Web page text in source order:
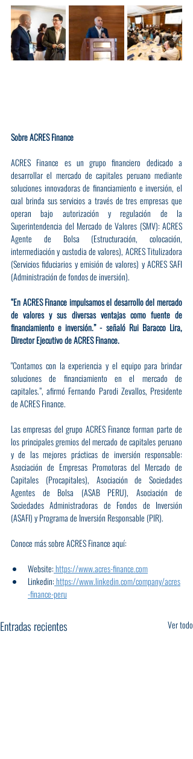
Sobre ACRES Finance
ACRES Finance es un grupo financiero dedicado a
desarrollar el mercado de capitales peruano mediante
soluciones innovadoras de financiamiento e inversión, el
cual brinda sus servicios a través de tres empresas que
operan bajo autorización y regulación de la
Superintendencia del Mercado de Valores (SMV): ACRES
Agente de Bolsa (Estructuración, colocación,
intermediación y custodia de valores), ACRES Titulizadora
(Servicios fiduciarios y emisión de valores) y ACRES SAFI
(Administración de fondos de inversión).
“En ACRES Finance impulsamos el desarrollo del mercado
de valores y sus diversas ventajas como fuente de
financiamiento e inversión.” - señaló Rui Baracco Lira,
Director Ejecutivo de ACRES Finance.
"Contamos con la experiencia y el equipo para brindar
soluciones de financiamiento en el mercado de
capitales.”, afirmó Fernando Parodi Zevallos, Presidente
de ACRES Finance.
Las empresas del grupo ACRES Finance forman parte de
los principales gremios del mercado de capitales peruano
y de las mejores prácticas de inversión responsable:
Asociación de Empresas Promotoras del Mercado de
Capitales (Procapitales), Asociación de Sociedades
Agentes de Bolsa (ASAB PERU), Asociación de
Sociedades Administradoras de Fondos de Inversión
(ASAFI) y Programa de Inversión Responsable (PIR).
Conoce más sobre ACRES Finance aquí:
Website:https://www.acres-finance.com
Linkedin:https://www.linkedin.com/company/acres
-finance-peru
Entradas recientes Ver todo